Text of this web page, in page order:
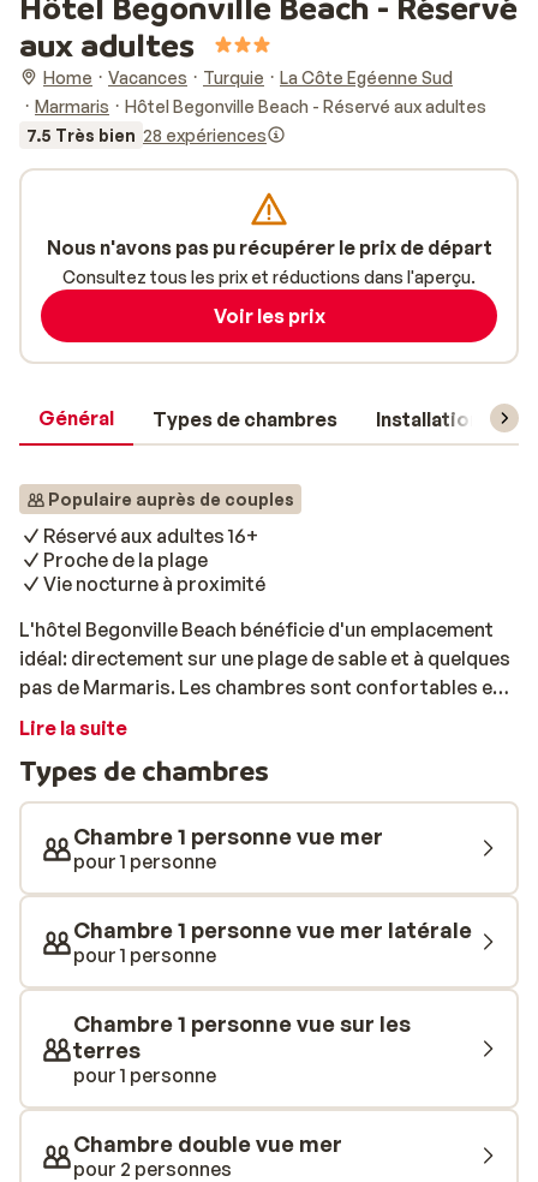
aux adultes
Home Vacances Turquie
La Côte Egéenne Sud
Marmaris
Hôtel Begonville Beach - Réservé aux adultes
7.5 Très bien 28 expériences
Général Types de chambres Installations
Populaire auprès de couples
Réservé aux adultes 16+
Proche de la plage
Vie nocturne à proximité
L'hôtel Begonville Beach bénéficie d'un emplacement
idéal: directement sur une plage de sable et à quelques
pas de Marmaris. Les chambres sont confortables et
certaines offrent une vue sur la mer. Au restaurant,
turques ou déguster du poisson frais.
Lire la suite
Types de chambres
Chambre 1 personne vue mer
pour 1 personne
Chambre 1 personne vue mer latérale
pour 1 personne
Chambre 1 personne vue sur les
terres
pour 1 personne
Chambre double vue mer
pour 2 personnes
Nous n'avons pas pu récupérer le prix de départ
Consultez tous les prix et réductions dans l'aperçu.
Voir les prix